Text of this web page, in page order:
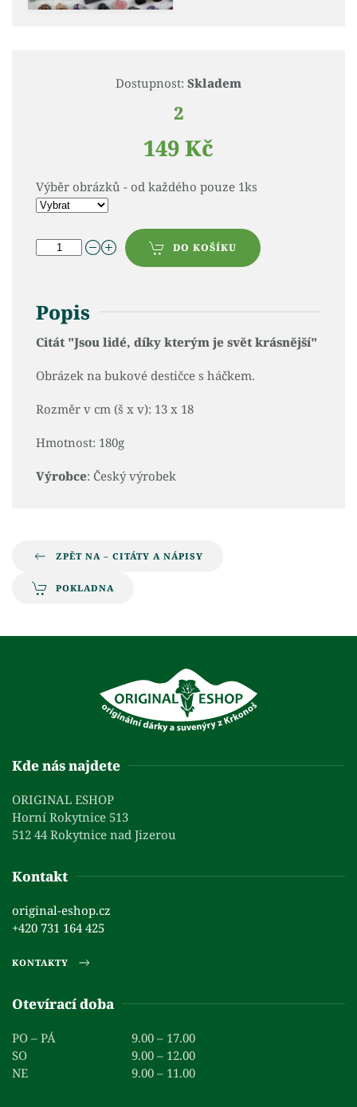
Dostupnost: Skladem
2
149 Kč
Výběr obrázků - od každého pouze 1ks
DO KOŠÍKU
Popis
Citát "Jsou lidé, díky kterým je svět krásnější"
Obrázek na bukové destičce s háčkem.
Rozměr v cm (š x v): 13 x 18
Hmotnost: 180g
Výrobce: Český výrobek
ZPĚT NA – CITÁTY A NÁPISY
POKLADNA
Kde nás najdete
ORIGINAL ESHOP
Horní Rokytnice 513
512 44 Rokytnice nad Jizerou
Kontakt
original-eshop.cz
+420 731 164 425
KONTAKTY
Otevírací doba
PO – PÁ
9.00 – 17.00
SO
9.00 – 12.00
NE
9.00 – 11.00